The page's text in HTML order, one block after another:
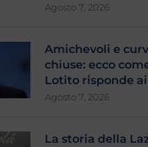
Agosto 7, 2026
Amichevoli e
chiuse: ecco
Lotito risponde
Agosto 7, 2026
La storia della